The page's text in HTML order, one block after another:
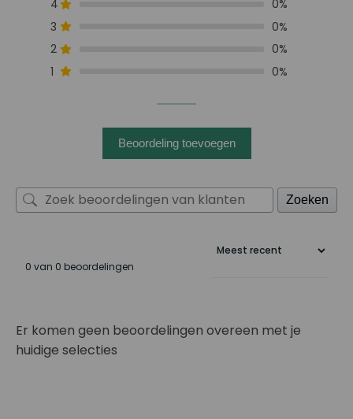
4
0%
3
0%
2
0%
1
0%
Beoordeling toevoegen
Zoeken
0 van 0 beoordelingen
Er komen geen beoordelingen overeen met je
huidige selecties